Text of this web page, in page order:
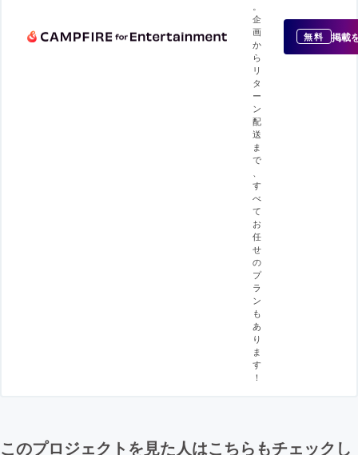
企
画
か
ら
リ
タ
ー
ン
配
送
ま
で
す
べ
て
お
任
せ
の
プ
ラ
ン
も
あ
り
ま
す
！
無料 掲載
このプロジェクトを見た人はこちらもチェックし